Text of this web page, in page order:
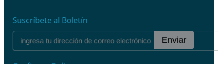
Suscríbete al Boletín
Enviar